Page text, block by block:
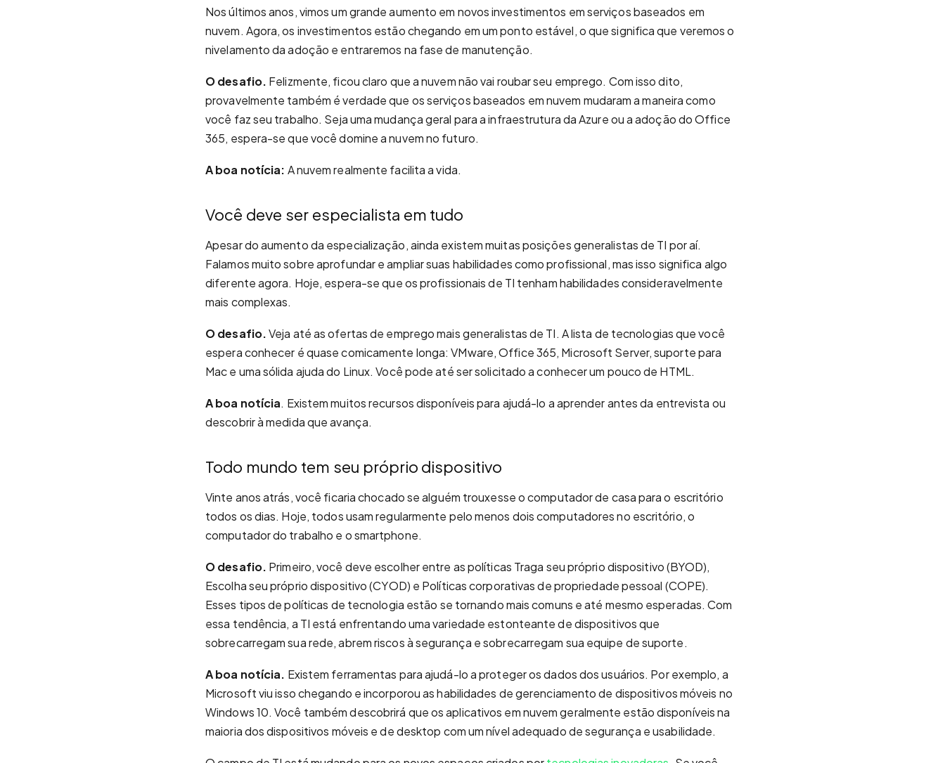
Nos últimos anos, vimos um grande aumento em novos investimentos em serviços baseados em
nuvem. Agora, os investimentos estão chegando em um ponto estável, o que significa que veremos o
nivelamento da adoção e entraremos na fase de manutenção.
O desafio. Felizmente, ficou claro que a nuvem não vai roubar seu emprego. Com isso dito,
provavelmente também é verdade que os serviços baseados em nuvem mudaram a maneira como
você faz seu trabalho. Seja uma mudança geral para a infraestrutura da Azure ou a adoção do Office
365, espera-se que você domine a nuvem no futuro.
A boa notícia: A nuvem realmente facilita a vida.
Você deve ser especialista em tudo
Apesar do aumento da especialização, ainda existem muitas posições generalistas de TI por aí.
Falamos muito sobre aprofundar e ampliar suas habilidades como profissional, mas isso significa algo
diferente agora. Hoje, espera-se que os profissionais de TI tenham habilidades consideravelmente
mais complexas.
O desafio.Veja até as ofertas de emprego mais generalistas de TI. A lista de tecnologias que você
espera conhecer é quase comicamente longa: VMware, Office 365, Microsoft Server, suporte para
Mac e uma sólida ajuda do Linux. Você pode até ser solicitado a conhecer um pouco de HTML.
A boa notícia. Existem muitos recursos disponíveis para ajudá-lo a aprender antes da entrevista ou
descobrir à medida que avança.
Todo mundo tem seu próprio dispositivo
Vinte anos atrás, você ficaria chocado se alguém trouxesse o computador de casa para o escritório
todos os dias. Hoje, todos usam regularmente pelo menos dois computadores no escritório, o
computador do trabalho e o smartphone.
O desafio. Primeiro, você deve escolher entre as políticas Traga seu próprio dispositivo (BYOD),
Escolha seu próprio dispositivo (CYOD) e Políticas corporativas de propriedade pessoal (COPE).
Esses tipos de políticas de tecnologia estão se tornando mais comuns e até mesmo esperadas. Com
essa tendência, a TI está enfrentando uma variedade estonteante de dispositivos que
sobrecarregam sua rede, abrem riscos à segurança e sobrecarregam sua equipe de suporte.
A boa notícia. Existem ferramentas para ajudá-lo a proteger os dados dos usuários. Por exemplo, a
Microsoft viu isso chegando e incorporou as habilidades de gerenciamento de dispositivos móveis no
Windows 10. Você também descobrirá que os aplicativos em nuvem geralmente estão disponíveis na
maioria dos dispositivos móveis e de desktop com um nível adequado de segurança e usabilidade.